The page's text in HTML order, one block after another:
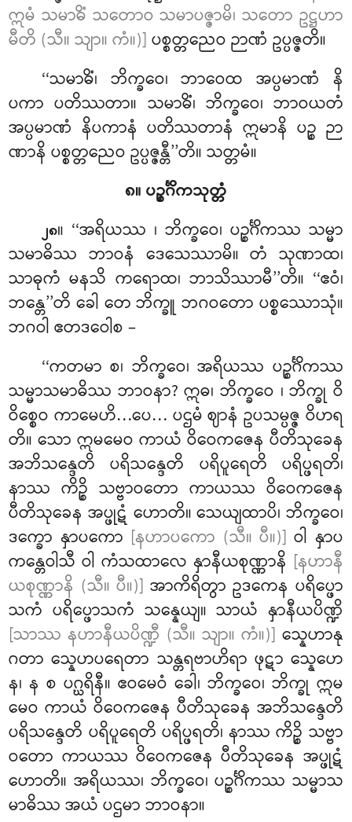
ဣမံ သမာဓိံ သတောဝ သမာပဇ္ဇာမိ၊ သတော ဥဋ္ဌဟာ
မီတိ (သီ။ သျာ။ ကံ။)]ပစ္စတ္တညေဝ ဉာဏံ ဥပ္ပဇ္ဇတိ။
‘‘သမာဓိံ၊ ဘိက္ခဝေ၊ ဘာဝေထ အပ္ပမာဏံ နိ
ပကာ ပတိဿတာ။ သမာဓိံ၊ ဘိက္ခဝေ၊ ဘာဝယတံ
အပ္ပမာဏံ နိပကာနံ ပတိဿတာနံ ဣမာနိ ပဉ္စ ဉာ
ဏာနိ ပစ္စတ္တညေဝ ဥပ္ပဇ္ဇန္တီ’’တိ။ သတ္တမံ။
၈။ ပဉ္စင်္ဂိကသုတ္တံ
၂၈။ ‘‘အရိယဿ ၊ ဘိက္ခဝေ၊ ပဉ္စင်္ဂိကဿ သမ္မာ
သမာဓိဿ ဘာဝနံ ဒေသေဿာမိ။ တံ သုဏာထ၊
သာဓုကံ မနသိ ကရောထ၊ ဘာသိဿာမီ’’တိ။ ‘‘ဧဝံ၊
ဘန္တေ’’တိ ခေါ တေ ဘိက္ခူ ဘဂဝတော ပစ္စဿောသုံ။
ဘဂဝါ ဧတဒဝေါစ –
‘‘ကတမာစ၊ ဘိက္ခဝေ၊ အရိယဿ ပဉ္စင်္ဂိကဿ
သမ္မာသမာဓိဿ ဘာဝနာ? ဣဓ၊ ဘိက္ခဝေ ၊ ဘိက္ခု ဝိ
ဝိစ္စေဝ ကာမေဟိ…ပေ… ပဌမံ ဈာနံ ဥပသမ္ပဇ္ဇ ဝိဟရ
တိ။ သော ဣမမေဝ ကာယံ ဝိဝေကဇေန ပီတိသုခေန
အဘိသန္ဒေတိ ပရိသန္ဒေတိ ပရိပူရေတိ ပရိပ္ဖရတိ၊
နာဿ ကိဉ္စိ သဗ္ဗာဝတော ကာယဿ ဝိဝေကဇေန
ပီတိသုခေန အပ္ဖုဋံ ဟောတိ။ သေယျထာပိ၊ ဘိက္ခဝေ၊
ဒက္ခော နှာပကော [နဟာပကော (သီ။ ပီ။)] ဝါ နှာပ
ကန္တေဝါသီ ဝါ ကံသထာလေ နှာနီယစုဏ္ဏာနိ [နဟာနီ
ယစုဏ္ဏာနိ (သီ။ ပီ။)] အာကိရိတွာ ဥဒကေန ပရိပ္ဖော
သကံ ပရိပ္ဖောသကံ သန္နေယျ။ သာယံ နှာနီယပိဏ္ဍိ
[သာဿ နဟာနီယပိဏ္ဍီ (သီ။ သျာ။ ကံ။)] သ္နေဟာနု
ဂတာ သ္နေဟပရေတာ သန္တရဗာဟိရာ ဖုဋာ သ္နေဟေ
န၊ န စ ပဂ္ဃရိနီ။ ဧဝမေဝံ ခေါ၊ ဘိက္ခဝေ၊ ဘိက္ခု ဣမ
မေဝ ကာယံ ဝိဝေကဇေန ပီတိသုခေန အဘိသန္ဒေတိ
ပရိသန္ဒေတိ ပရိပူရေတိ ပရိပ္ဖရတိ၊ နာဿ ကိဉ္စိ သဗ္ဗာ
ဝတော ကာယဿ ဝိဝေကဇေန ပီတိသုခေန အပ္ဖုဋံ
ဟောတိ။ အရိယဿ၊ ဘိက္ခဝေ၊ ပဉ္စင်္ဂိကဿ သမ္မာသ
မာဓိဿ အယံ ပဌမာ ဘာဝနာ။